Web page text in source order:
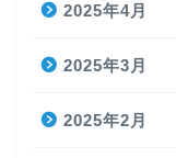
2025年4月
2025年3月
2025年2月